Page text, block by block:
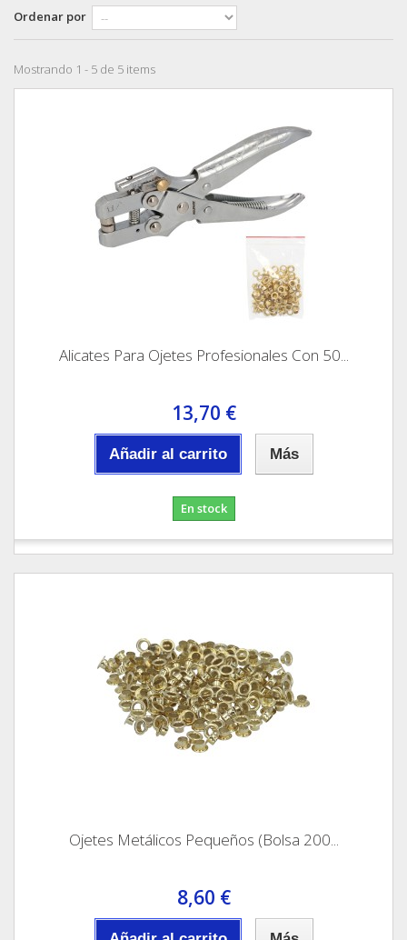
Ordenar por
Mostrando 1 - 5 de 5 items
Alicates Para Ojetes Profesionales Con 50...
13,70 €
Añadir al carrito Más
En stock
Ojetes Metálicos Pequeños (Bolsa 200...
8,60 €